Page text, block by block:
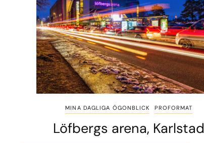
MINA DAGLIGA ÖGONBLICK PROFORMAT
Löfbergs arena, Karlstad